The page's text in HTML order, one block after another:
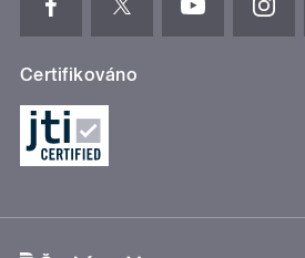
Certifikováno